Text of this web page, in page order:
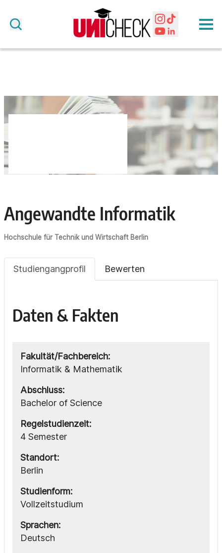
Angewandte Informatik
Hochschule für Technik und Wirtschaft Berlin
Studiengangprofil Bewerten
Daten & Fakten
Fakultät/Fachbereich:
Informatik & Mathematik
Abschluss:
Bachelor of Science
Regelstudienzeit:
4 Semester
Standort:
Berlin
Studienform:
Vollzeitstudium
Sprachen:
Deutsch